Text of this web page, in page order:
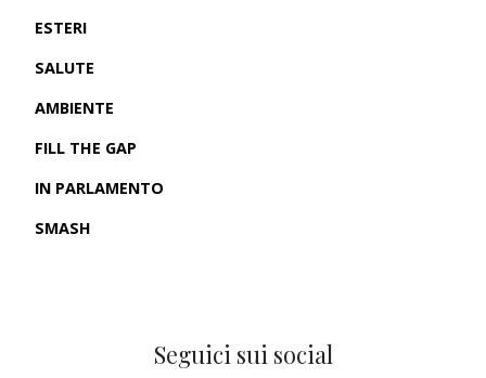
ESTERI
SALUTE
AMBIENTE
FILL THE GAP
IN PARLAMENTO
SMASH
Seguici sui social